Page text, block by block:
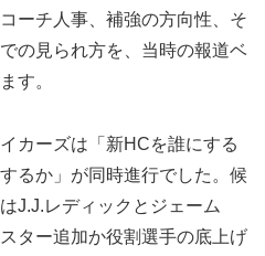
ーチ人事、補強の方向性、そ
の見られ方を、当時の報道ベ
す。
カーズは「新HCを誰にする
るか」が同時進行でした。候
J.J.レディックとジェーム
ター追加か役割選手の底上げ